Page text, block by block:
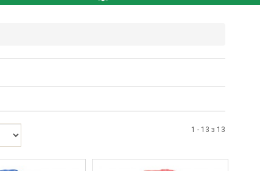
1 - 13 з 13